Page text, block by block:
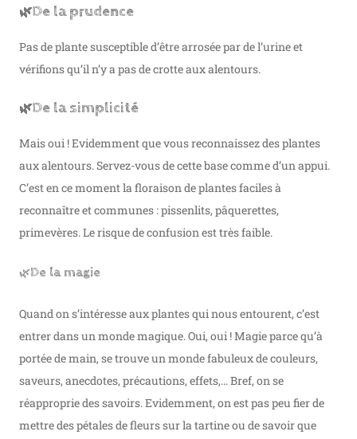
🌿De la prudence
Pas de plante susceptible d’être arrosée par de l’urine et
vérifions qu’il n’y a pas de crotte aux alentours.
🌿De la simplicité
Mais oui ! Evidemment que vous reconnaissez des plantes
aux alentours. Servez-vous de cette base comme d’un appui.
C’est en ce moment la floraison de plantes faciles à
reconnaître et communes : pissenlits, pâquerettes,
primevères. Le risque de confusion est très faible.
🌿De la magie
Quand on s’intéresse aux plantes qui nous entourent, c’est
entrer dans un monde magique. Oui, oui ! Magie parce qu’à
portée de main, se trouve un monde fabuleux de couleurs,
saveurs, anecdotes, précautions, effets,… Bref, on se
réapproprie des savoirs. Evidemment, on est pas peu fier de
mettre des pétales de fleurs sur la tartine ou de savoir que